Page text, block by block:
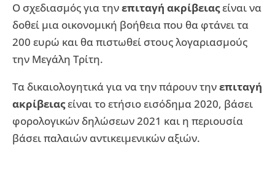
Ο σχεδιασμός για τηνεπιταγή ακρίβειαςείναι να
δοθεί μια οικονομική βοήθεια που θα φτάνει τα
200 ευρώ και θα πιστωθεί στους λογαριασμούς
την Μεγάλη Τρίτη.
Τα δικαιολογητικά για να την πάρουν τηνεπιταγή
ακρίβειαςείναι το ετήσιο εισόδημα 2020, βάσει
φορολογικών δηλώσεων 2021 και η περιουσία
βάσει παλαιών αντικειμενικών αξιών.